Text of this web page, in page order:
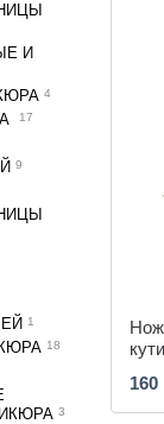
160
И
4
17
9
1
18
3